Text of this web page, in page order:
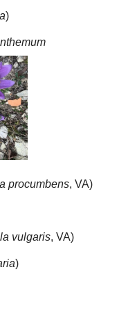
)
procumbens, VA)
vulgaris, VA)
)